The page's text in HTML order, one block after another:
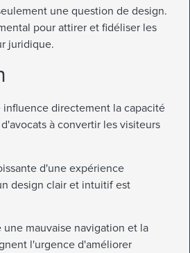
une question de design.
pour attirer et fidéliser les
juridique.
directement la capacité
à convertir les visiteurs
d'une expérience
design clair et intuitif est
mauvaise navigation et la
l'urgence d'améliorer